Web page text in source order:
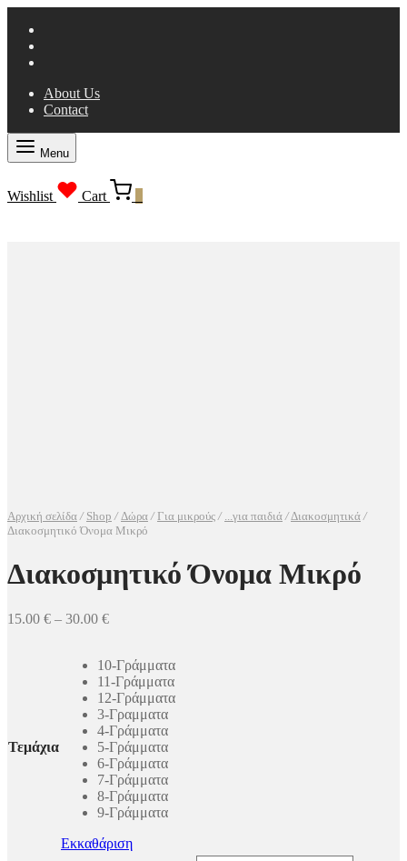
About Us
Contact
Menu
Wishlist Cart
Αρχική σελίδα / Shop / Δώρα / Για μικρούς / ...για παιδιά /Διακοσμητικά /
Διακοσμητικό Όνομα Μικρό
Διακοσμητικό Όνομα Μικρό
15.00 € – 30.00 €
Τεμάχια
10-Γράμματα
11-Γράμματα
12-Γράμματα
3-Γραμματα
4-Γράμματα
5-Γράμματα
6-Γράμματα
7-Γράμματα
8-Γράμματα
9-Γράμματα
Εκκαθάριση